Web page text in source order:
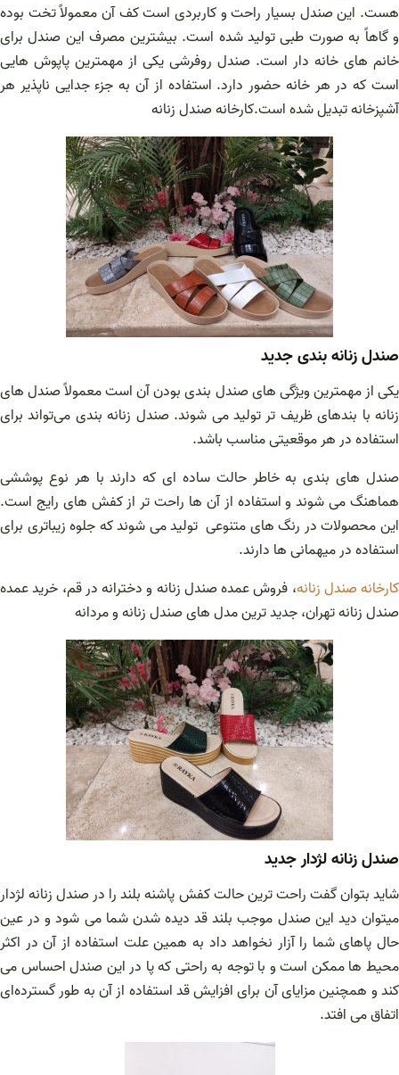
هست. این صندل بسیار راحت و کاربردی است کف آن معمولاً تخت بوده
و گاهاً به صورت طبی تولید شده است. بیشترین مصرف این صندل برای
خانم های خانه دار است. صندل روفرشی یکی از مهمترین پاپوش هایی
است که در هر خانه حضور دارد. استفاده از آن به جزء جدایی ناپذیر هر
آشپزخانه تبدیل شده است.کارخانه صندل زنانه
صندل زنانه بندی جدید
یکی از مهمترین ویژگی های صندل بندی بودن آن است معمولاً صندل های
زنانه با بندهای ظریف تر تولید می شوند. صندل زنانه بندی می‌تواند برای
استفاده در هر موقعیتی مناسب باشد.
صندل های بندی به خاطر حالت ساده ای که دارند با هر نوع پوششی
هماهنگ می شوند و استفاده از آن ها راحت تر از کفش های رایج است.
این محصولات در رنگ های متنوعی تولید می شوند که جلوه زیباتری برای
استفاده در میهمانی ها دارند.
کارخانه صندل زنانه، فروش عمده صندل زنانه و دخترانه در قم، خرید عمده
صندل زنانه تهران، جدید ترین مدل های صندل زنانه و مردانه
صندل زنانه لژدار جدید
شاید بتوان گفت راحت ترین حالت کفش پاشنه بلند را در صندل زنانه لژدار
میتوان دید این صندل موجب بلند قد دیده شدن شما می شود و در عین
حال پاهای شما را آزار نخواهد داد به همین علت استفاده از آن در اکثر
محیط ها ممکن است و با توجه به راحتی که پا در این صندل احساس می
کند و همچنین مزایای آن برای افزایش قد استفاده از آن به طور گسترده‌ای
اتفاق می افتد.